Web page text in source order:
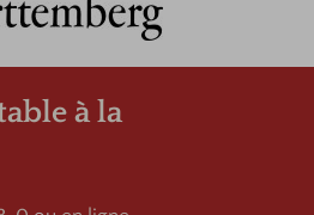
à la